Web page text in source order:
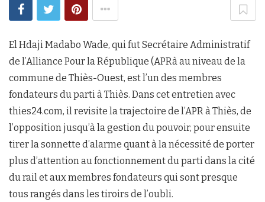
El Hdaji Madabo Wade, qui fut Secrétaire Administratif
de l’Alliance Pour la République (APRà au niveau de la
commune de Thiès-Ouest, est l’un des membres
fondateurs du parti à Thiès. Dans cet entretien avec
thies24.com, il revisite la trajectoire de l’APR à Thiès, de
l’opposition jusqu’à la gestion du pouvoir, pour ensuite
tirer la sonnette d’alarme quant à la nécessité de porter
plus d’attention au fonctionnement du parti dans la cité
du rail et aux membres fondateurs qui sont presque
tous rangés dans les tiroirs de l’oubli.